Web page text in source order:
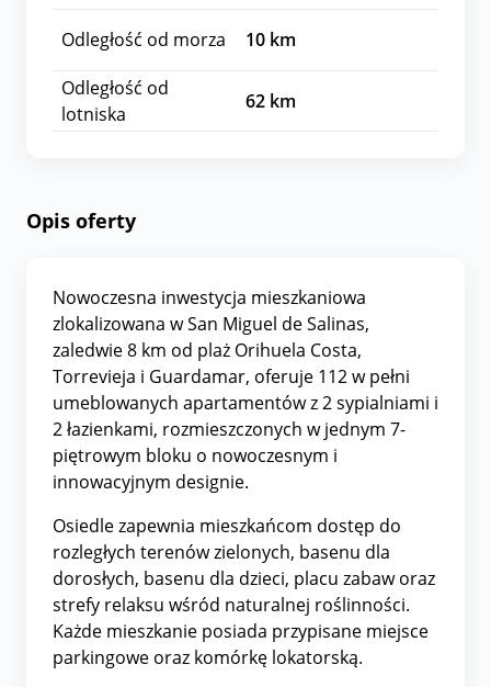
Odległość od morza 10 km
Odległość od
lotniska
62 km
Opis oferty
Nowoczesna inwestycja mieszkaniowa
zlokalizowana w San Miguel de Salinas,
zaledwie 8 km od plaż Orihuela Costa,
Torrevieja i Guardamar, oferuje 112 w pełni
umeblowanych apartamentów z 2 sypialniami i
2 łazienkami, rozmieszczonych w jednym 7-
piętrowym bloku o nowoczesnym i
innowacyjnym designie.
Osiedle zapewnia mieszkańcom dostęp do
rozległych terenów zielonych, basenu dla
dorosłych, basenu dla dzieci, placu zabaw oraz
strefy relaksu wśród naturalnej roślinności.
Każde mieszkanie posiada przypisane miejsce
parkingowe oraz komórkę lokatorską.